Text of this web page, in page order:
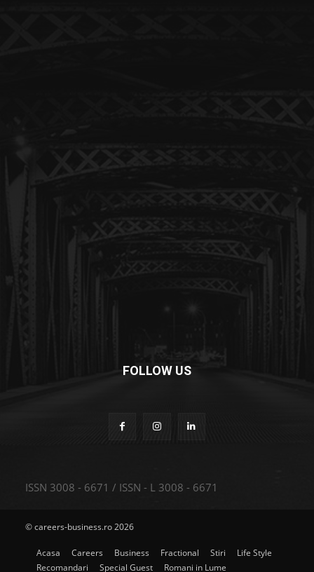
FOLLOW US
ISSN 3008 - 6671 / ISSN - L 3008 - 6671
© careers-business.ro 2026
Acasa Careers Business Fractional Stiri
Life Style
Recomandari
Special Guest Romani in Lume